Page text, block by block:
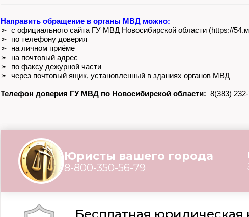
Направить обращение в органы МВД можно:
➣ с официального сайта ГУ МВД Новосибирской области (https://
➣ по телефону доверия
➣ на личном приёме
➣ на почтовый адрес
➣ по факсу дежурной части
➣ через почтовый ящик, установленный в зданиях органов МВД
Телефон доверия ГУ МВД по Новосибирской области: 8(383)